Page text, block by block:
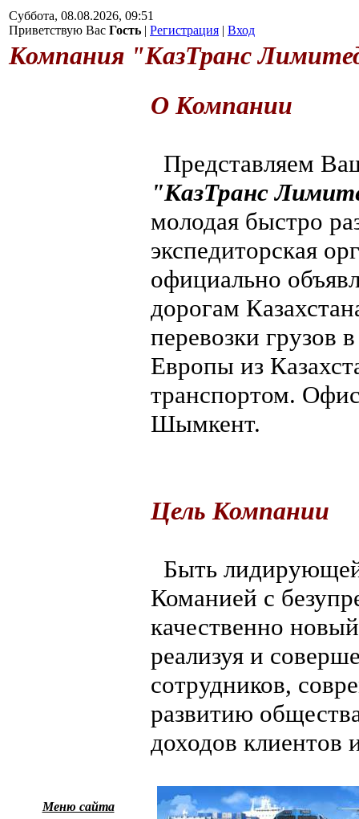
Суббота, 08.08.2026, 09:51
Приветствую Вас Гость | Регистрация | Вход
Компания "КазТранс
Меню сайта
О Компании
Представляем
"КазТранс
молодая быстро
экспедиторская
официально
дорогам
перевозки грузов
Европы из
транспортом.
Шымкент.
Цель Компании
Быть
Команией с
качественно
реализуя и
сотрудников,
развитию
доходов клиентов